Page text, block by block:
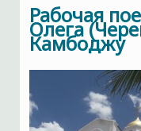
Рабочая
Олега
Камбоджу